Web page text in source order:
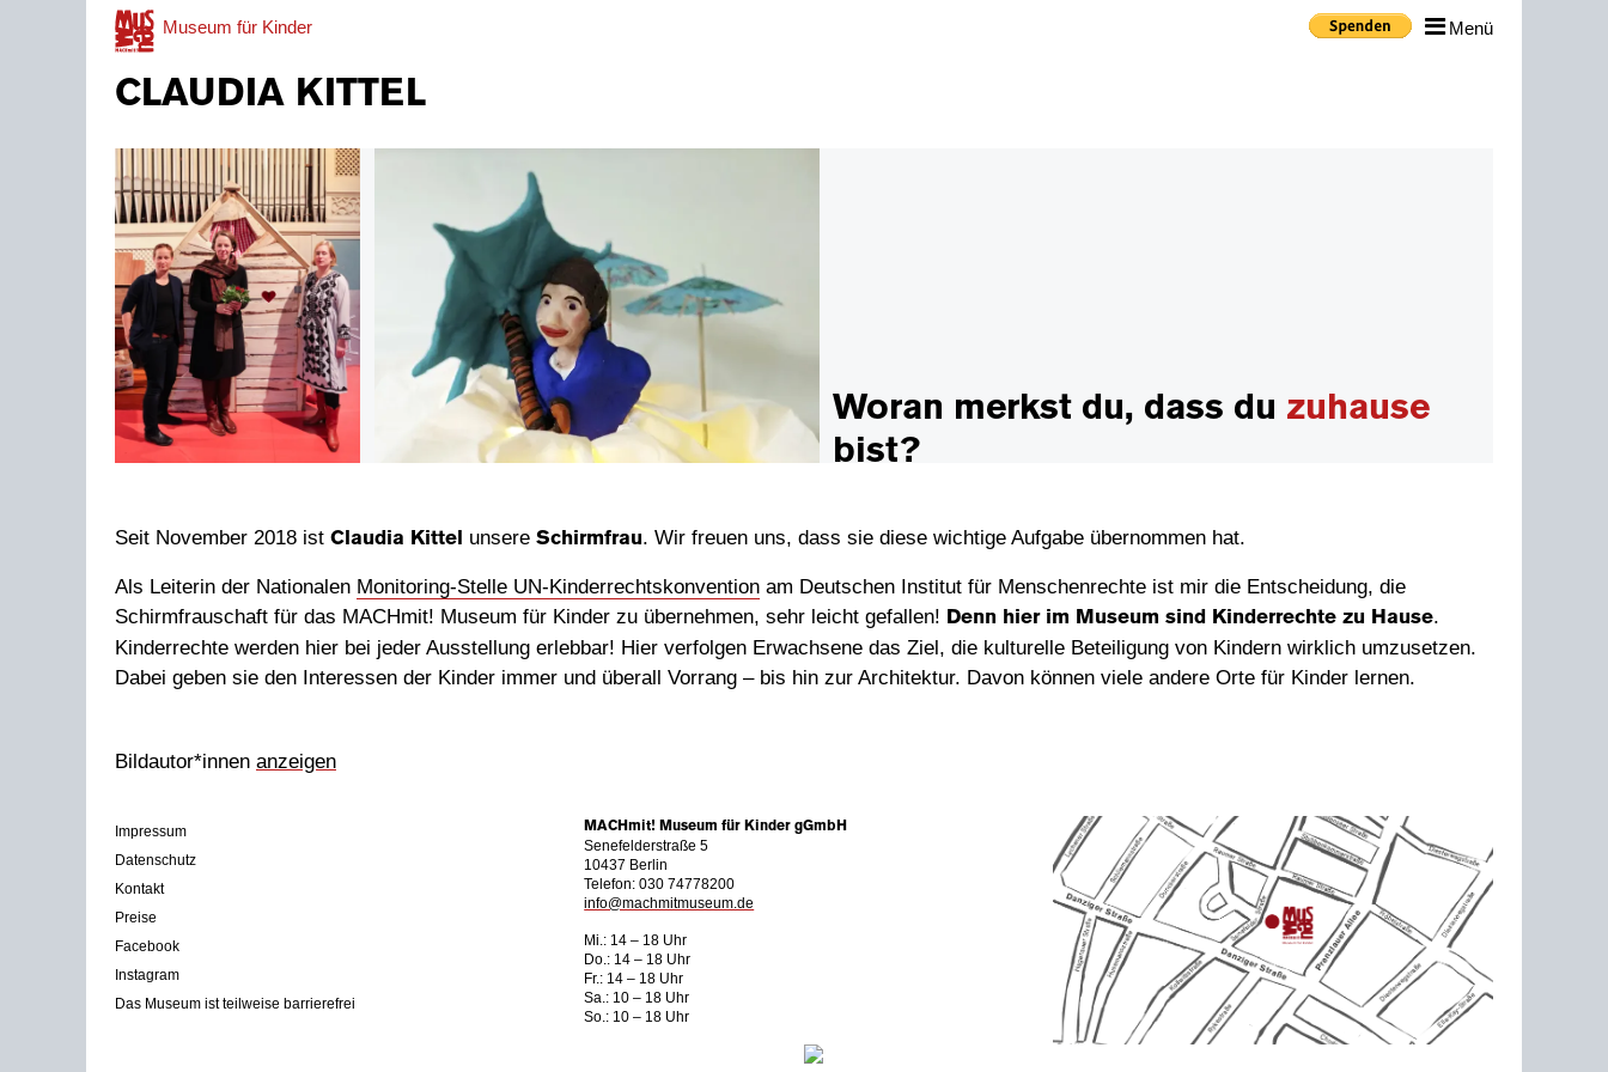
Museum für Kinder Menü
CLAUDIA KITTEL
Woran merkst du, dass du zuhause
bist?
Seit November 2018 ist Claudia Kittel unsere Schirmfrau. Wir freuen uns, dass sie diese wichtige Aufgabe übernommen hat.
Als Leiterin der Nationalen Monitoring-Stelle UN-Kinderrechtskonvention am Deutschen Institut für Menschenrechte ist mir die Entscheidung, die
Schirmfrauschaft für das MACHmit! Museum für Kinder zu übernehmen, sehr leicht gefallen!
Denn hier im Museum sind Kinderrechte zu Hause.
Kinderrechte werden hier bei jeder Ausstellung erlebbar! Hier verfolgen Erwachsene das Ziel, die kulturelle Beteiligung von Kindern wirklich umzusetzen.
Dabei geben sie den Interessen der Kinder immer und überall Vorrang – bis hin zur Architektur. Davon können viele andere Orte für Kinder lernen.
Bildautor*innen anzeigen
Impressum
Datenschutz
Kontakt
Preise
Facebook
Instagram
Das Museum ist teilweise barrierefrei
MACHmit! Museum für Kinder gGmbH
Senefelderstraße 5
10437 Berlin
Telefon: 030 74778200
info@machmitmuseum.de
Mi.: 14 – 18 Uhr
Do.: 14 – 18 Uhr
Fr.: 14 – 18 Uhr
Sa.: 10 – 18 Uhr
So.: 10 – 18 Uhr